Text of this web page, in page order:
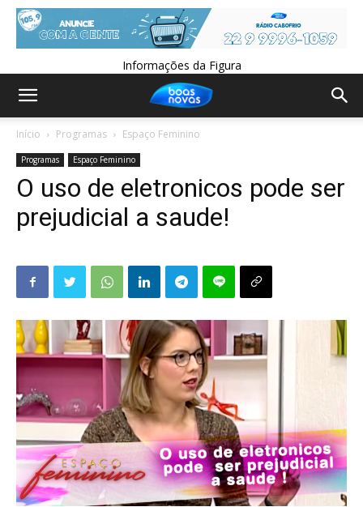
Informações da Figura
Início Programas Espaço Feminino
Programas Espaço Feminino
O uso de eletronicos pode ser
prejudicial a saude!